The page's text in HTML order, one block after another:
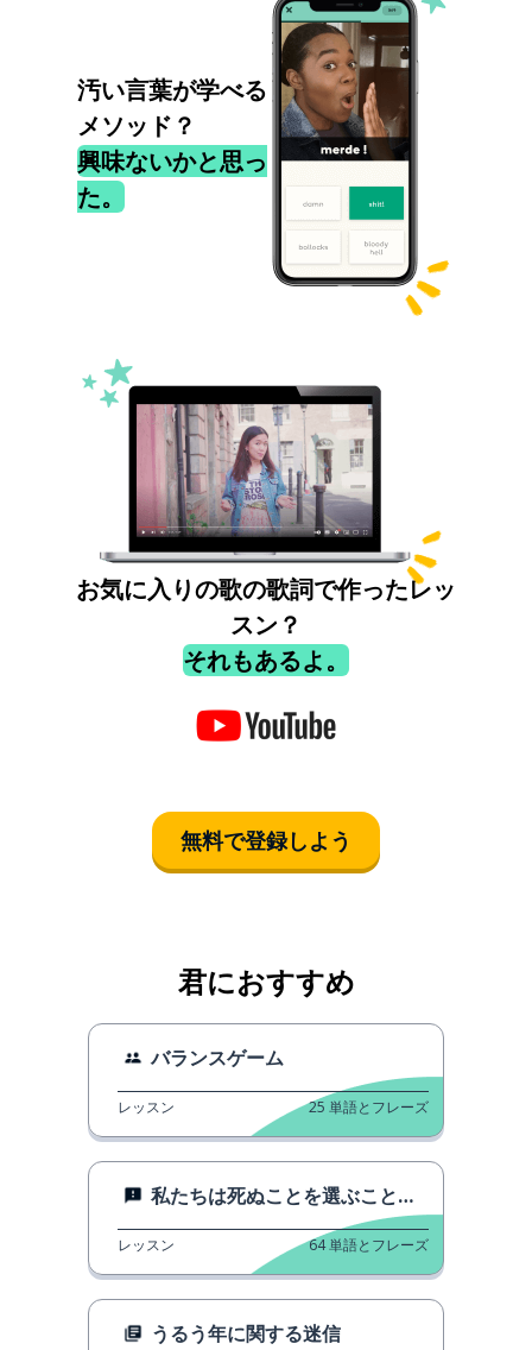
汚い言葉が学べる
メソッド？
興味ないかと思っ
た。
お気に入りの歌の歌詞で作ったレッ
スン？
それもあるよ。
無料で登録しよう
君におすすめ
バランスゲーム
レッスン 25 単語とフレーズ
私たちは死ぬことを選ぶことができるのでしょうか？
レッスン 64単語とフレーズ
うるう年に関する迷信